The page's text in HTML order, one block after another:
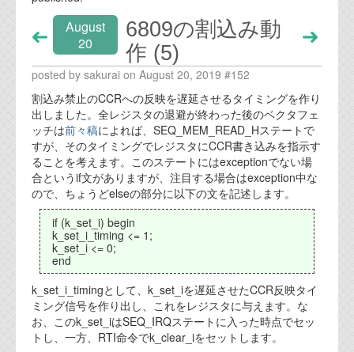
会社案内
会社概要
代表ご挨拶
オフィス
実績
ブログ
機能安全ブログ
設計ブログ
テクノロジ
August
20
6809の割込み動
作 (5)
posted by sakurai on August 20, 2019 #152
割込み禁止のCCRへの反映を遅延させるタイミングを作り
出しました。全レジスタの退避が終わった後のベクタフェ
ッチは前々稿によれば、SEQ_MEM_READ_Hステートで
すが、そのタイミングでレジスタにCCR書き込みを指示す
ることを考えます。このステートにはexceptionでない場
合というif文がありますが、注目する場合はexception中な
ので、ちょうどelseの部分に以下の文を記述します。
if (k_set_i) begin
k_set_i_timing <= 1;
k_set_i <= 0;
end
k_set_i_timingとして、k_set_iを遅延させたCCR反映タイ
ミング信号を作り出し、これをレジスタに与えます。な
お、このk_set_iはSEQ_IRQステートに入った時点でセッ
トし、一方、RTI命令でk_clear_iをセットします。